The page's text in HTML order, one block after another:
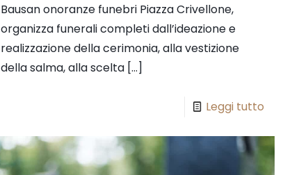
Bausan onoranze funebri Piazza Crivellone,
organizza funerali completi dall’ideazione e
realizzazione della cerimonia, alla vestizione
della salma, alla scelta […]
Leggi tutto